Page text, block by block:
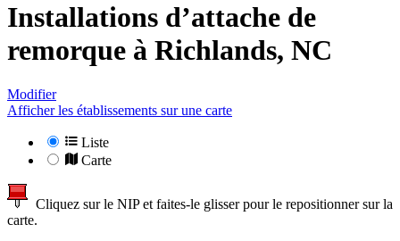
Installations d’attache de
remorque à Richlands, NC
Modifier
Afficher les établissements sur une carte
Liste
Carte
Cliquez sur le NIP et faites-le glisser pour le repositionner sur la
carte.